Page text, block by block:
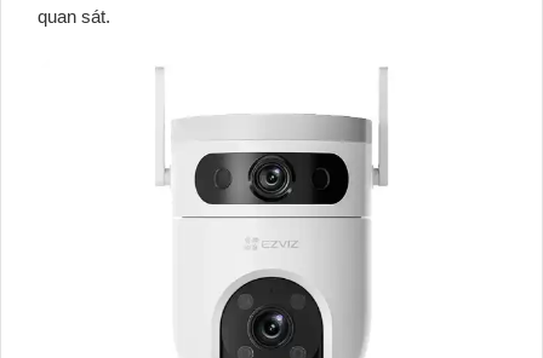
quan sát.